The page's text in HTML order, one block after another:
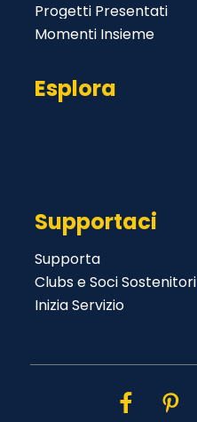
Esplora
Supporta
Clubs e Soci Sostenitori
Inizia Servizio
Supportaci
Progetti Presentati
Momenti Insieme